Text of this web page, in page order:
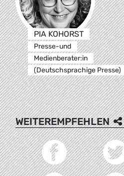
PIA KOHORST
Presse-und
Medienberater:in
(Deutschsprachige Presse)
WEITEREMPFEHLEN